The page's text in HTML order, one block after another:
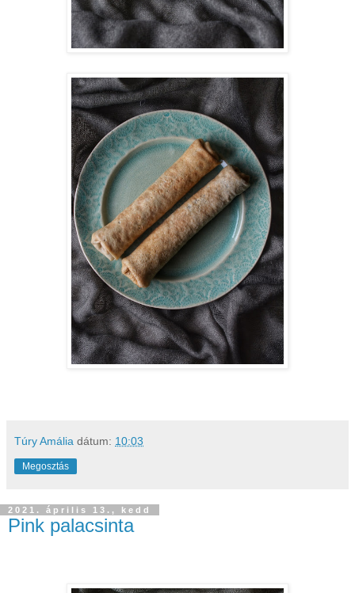
Túry Amália dátum: 10:03
Megosztás
2021. április 13., kedd
Pink palacsinta